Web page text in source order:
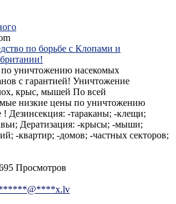
по борьбе с Клопами и
по уничтожению насекомых
с гарантией! Уничтожение
крыс, мышей По всей
низкие цены по уничтожению
Дезинсекция: -тараканы; -клещи;
Дератизация: -крысы; -мыши;
-квартир; -домов; -частных секторов;
Просмотров